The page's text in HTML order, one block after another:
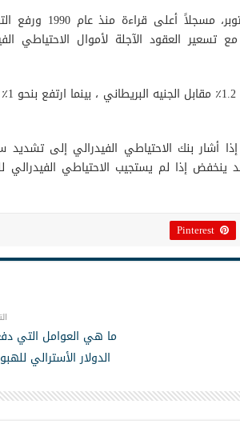
فقد قفز التضخم أكثر من المتوقع إلى 6.2٪ في
العقود الآجلة لأموال الاحتياطي
ومن بين
أشار بنك الاحتياطي الفيدرالي إلى تشديد
​​إذا لم يستجيب الاحتياطي الفيدرالي
Pinterest
ما هي العوامل التي
الدولار الأسترالي